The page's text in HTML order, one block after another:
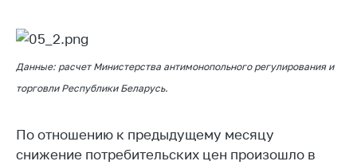
Выставочная
Республике
Беларусь
персональных
данных
Данные: расчет Министерства антимонопольного регулирования и
торговли Республики Беларусь.
По отношению к предыдущему месяцу
снижение потребительских цен произошло в